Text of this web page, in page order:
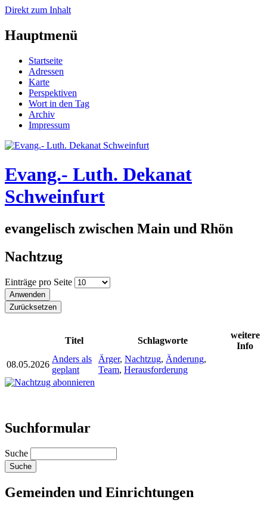
Direkt zum Inhalt
Hauptmenü
Startseite
Adressen
Karte
Perspektiven
Wort in den Tag
Archiv
Impressum
Evang.- Luth. Dekanat
Schweinfurt
evangelisch zwischen Main und Rhön
Nachtzug
Einträge pro Seite
Titel Schlagworte
weitere
Info
08.05.2026
Anders als
geplant
Ärger, Nachtzug, Änderung,
Team, Herausforderung
Suchformular
Suche
Gemeinden und Einrichtungen